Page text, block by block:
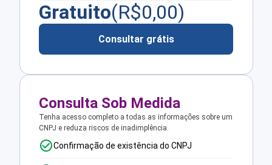
Gratuito(R$0,00)
Consultar grátis
Consulta Sob Medida
Tenha acesso completo a todas as informações sobre um
CNPJ e reduza riscos de inadimplência.
Confirmação de existência do CNPJ